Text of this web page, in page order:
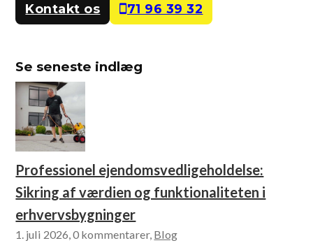
Kontakt os 71 96 39 32
Se seneste indlæg
Professionel ejendomsvedligeholdelse:
Sikring af værdien og funktionaliteten i
erhvervsbygninger
1. juli 2026, 0 kommentarer, Blog